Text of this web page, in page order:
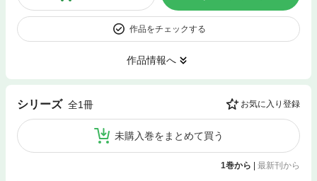
作品をチェックする
作品情報へ
シリーズ 全1冊 お気に入り登録
未購入巻をまとめて買う
1巻から | 最新刊から